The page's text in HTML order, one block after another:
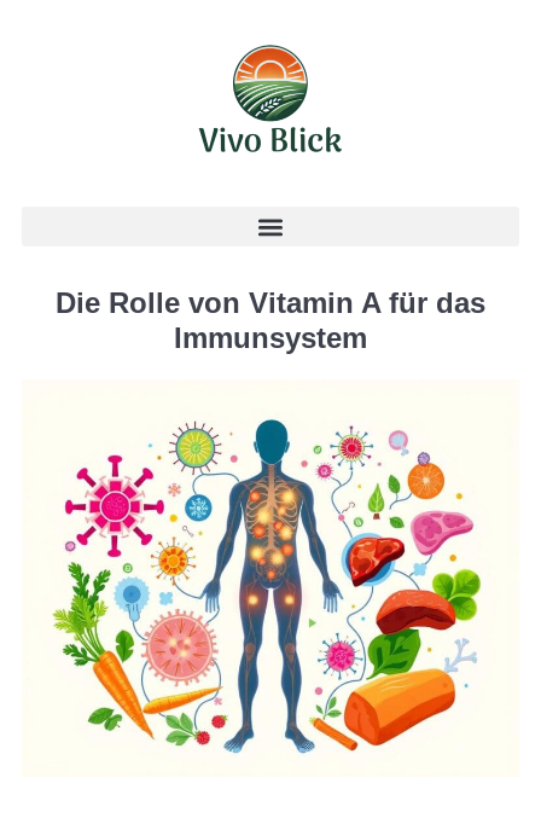
Die Rolle von Vitamin A für das
Immunsystem